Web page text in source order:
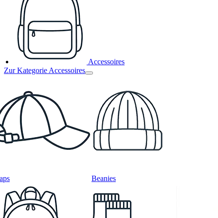
Accessoires
Zur Kategorie Accessoires
Beanies